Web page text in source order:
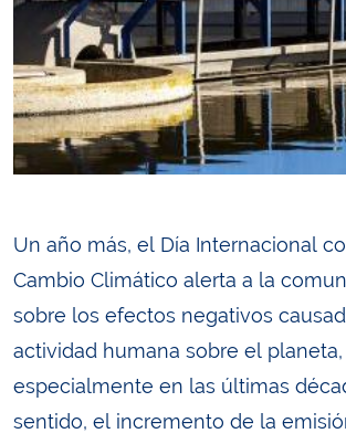
Un año más, el Día Internacional
Cambio Climático alerta a la
sobre los efectos negativos
actividad humana sobre el planeta,
especialmente en las últimas
sentido, el incremento de la